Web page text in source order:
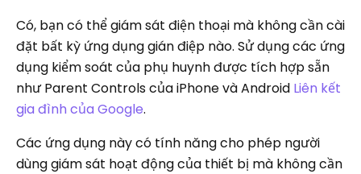
Có, bạn có thể giám sát điện thoại mà không cần cài
đặt bất kỳ ứng dụng gián điệp nào. Sử dụng các ứng
dụng kiểm soát của phụ huynh được tích hợp sẵn
như Parent Controls của iPhone và Android Liên kết
gia đình của Google.
Các ứng dụng này có tính năng cho phép người
dùng giám sát hoạt động của thiết bị mà không cần